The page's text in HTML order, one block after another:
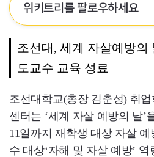
위키트리를 팔로우하세요
조선대, 세계 자살예방의
도교수 교육 성료
조선대학교(총장 김춘성) 취
센터는 ‘세계 자살 예방의 날’
11일까지 재학생 대상 자살
수 대상‘자해 및 자살 예방’